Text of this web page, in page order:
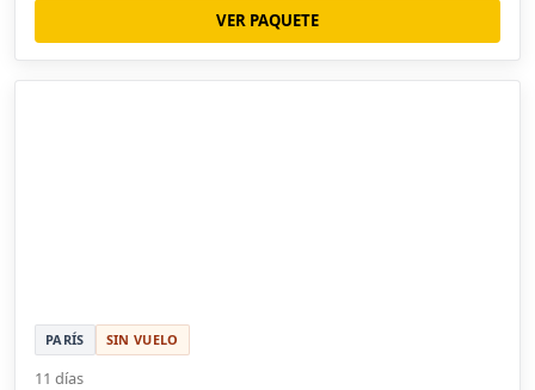
VER PAQUETE
PARÍS SIN VUELO
11 días